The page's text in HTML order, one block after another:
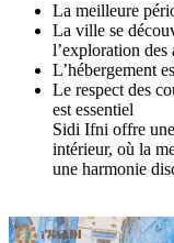
La meilleure
La ville se
l’exploration des
L’hébergement
Le respect des
est essentiel
Sidi Ifni offre
intérieur, où la
une harmonie